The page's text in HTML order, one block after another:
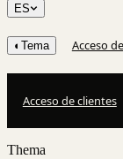
ES
◐ Tema Acceso
Acceso de clientes
Thema